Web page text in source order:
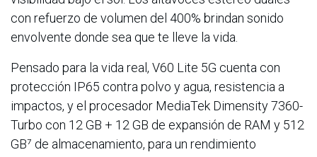
con refuerzo de volumen del 400% brindan sonido
envolvente donde sea que te lleve la vida.
Pensado para la vida real, V60 Lite 5G cuenta con
protección IP65 contra polvo y agua, resistencia a
impactos, y el procesador MediaTek Dimensity 7360-
Turbo con 12 GB + 12 GB de expansión de RAM y 512
GB⁷ de almacenamiento, para un rendimiento